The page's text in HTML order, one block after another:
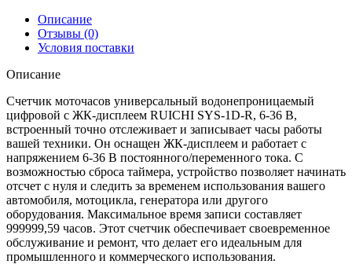
Описание
Отзывы (0)
Условия поставки
Описание
Счетчик моточасов универсальный водонепроницаемый
цифровой с ЖК-дисплеем RUICHI SYS-1D-R, 6-36 В,
встроенный точно отслеживает и записывает часы работы
вашей техники. Он оснащен ЖК-дисплеем и работает с
напряжением 6-36 В постоянного/переменного тока. С
возможностью сброса таймера, устройство позволяет начинать
отсчет с нуля и следить за временем использования вашего
автомобиля, мотоцикла, генератора или другого
оборудования. Максимальное время записи составляет
999999,59 часов. Этот счетчик обеспечивает своевременное
обслуживание и ремонт, что делает его идеальным для
промышленного и коммерческого использования.